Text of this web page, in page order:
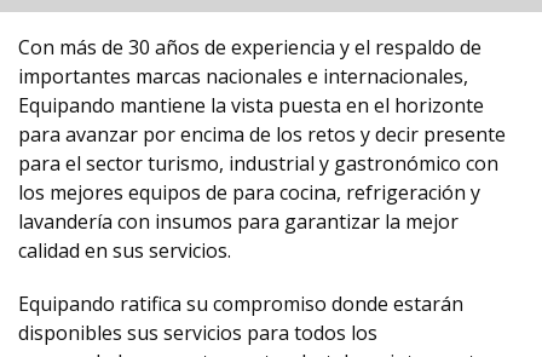
Con más de 30 años de experiencia y el respaldo de
importantes marcas nacionales e internacionales,
Equipando mantiene la vista puesta en el horizonte
para avanzar por encima de los retos y decir presente
para el sector turismo, industrial y gastronómico con
los mejores equipos de para cocina, refrigeración y
lavandería con insumos para garantizar la mejor
calidad en sus servicios.
Equipando ratifica su compromiso donde estarán
disponibles sus servicios para todos los